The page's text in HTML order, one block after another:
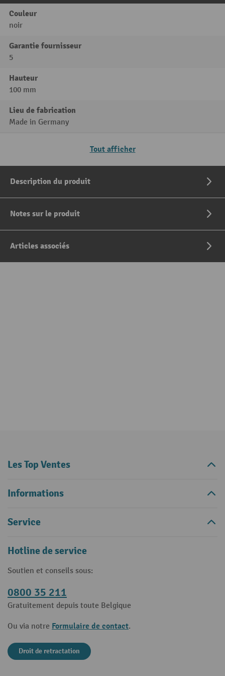
Couleur
noir
Garantie fournisseur
5
Hauteur
100 mm
Lieu de fabrication
Made in Germany
Tout afficher
Description du produit
Notes sur le produit
Articles associés
Les Top Ventes
Informations
Service
Hotline de service
Soutien et conseils sous:
0800 35 211
Gratuitement depuis toute Belgique
Ou via notre Formulaire de contact.
Droit de retractation